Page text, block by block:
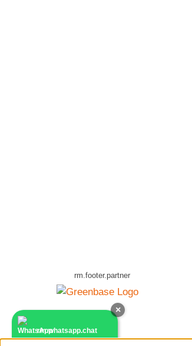
rm.whatsapp.chat
×
rm.footer.partner